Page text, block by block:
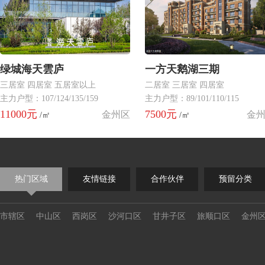
绿城海天雲庐
三居室 四居室 五居室以上
主力户型：107/124/135/159
11000元 /㎡ 金州区
一方天鹅湖三期
二居室 三居室 四居室
主力户型：89/101/110/115
7500元 /㎡ 金
热门区域 友情链接 合作伙伴 预留分类
市辖区 中山区 西岗区 沙河口区 甘井子区 旅顺口区 金州